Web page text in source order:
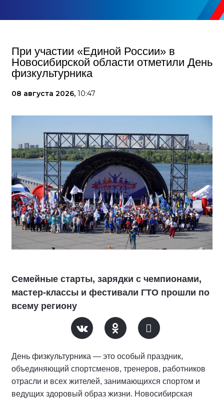
При участии «Единой России» в
Новосибирской области отметили День
физкультурника
08 августа 2026, 10:47
Семейные старты, зарядки с чемпионами,
мастер-классы и фестивали ГТО прошли по
всему региону
День физкультурника — это особый праздник,
объединяющий спортсменов, тренеров, работников
отрасли и всех жителей, занимающихся спортом и
ведущих здоровый образ жизни. Новосибирская